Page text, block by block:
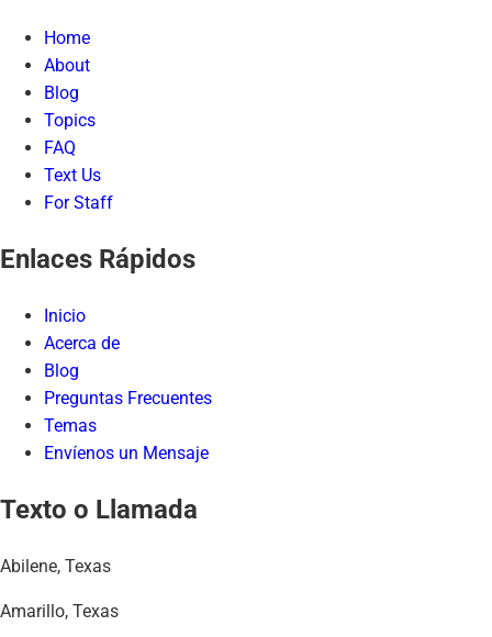
Home
About
Blog
Topics
FAQ
Text Us
For Staff
Enlaces Rápidos
Inicio
Acerca de
Blog
Preguntas Frecuentes
Temas
Envíenos un Mensaje
Texto o Llamada
Abilene, Texas
Amarillo, Texas